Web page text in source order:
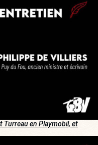
Turreau en Playmobil, et